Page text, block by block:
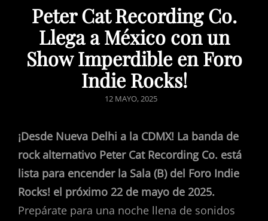
Peter Cat Recording Co.
Llega a México con un
Show Imperdible en Foro
Indie Rocks!
POSTED
12 MAYO, 2025
¡Desde Nueva Delhi a la CDMX! La banda de
rock alternativo Peter Cat Recording Co. está
lista para encender la Sala (B) del Foro Indie
Rocks! el próximo 22 de mayo de 2025.
Prepárate para una noche llena de sonidos